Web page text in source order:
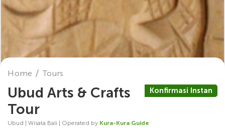
Home Tours
Ubud Arts & Crafts
Tour
Konfirmasi Instan
Ubud | Wisata Bali | Operated by Kura-Kura Guide